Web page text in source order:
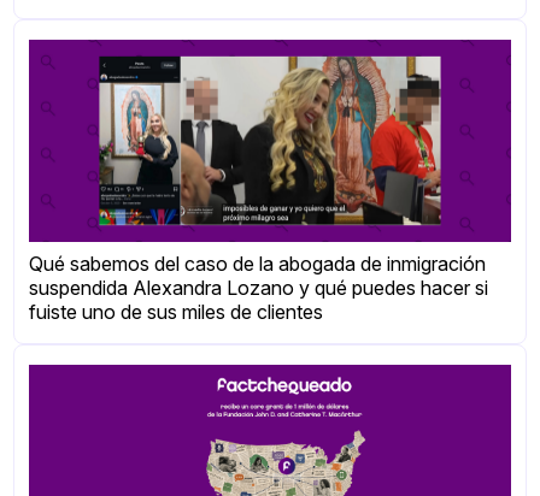
Qué sabemos del caso de la abogada de inmigración
suspendida Alexandra Lozano y qué puedes hacer si
fuiste uno de sus miles de clientes